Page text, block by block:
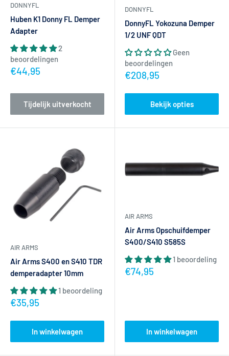
DONNYFL
Huben K1 Donny FL Demper
Adapter
2
beoordelingen
Actieprijs
€44,95
Tijdelijk uitverkocht
DONNYFL
DonnyFL Yokozuna Demper
1/2 UNF QDT
Geen
beoordelingen
Actieprijs
€208,95
Bekijk opties
AIR ARMS
Air Arms S400 en S410 TDR
demperadapter 10mm
1 beoordeling
Actieprijs
€35,95
In winkelwagen
AIR ARMS
Air Arms Opschuifdemper
S400/S410 S585S
1 beoordeling
Actieprijs
€74,95
In winkelwagen